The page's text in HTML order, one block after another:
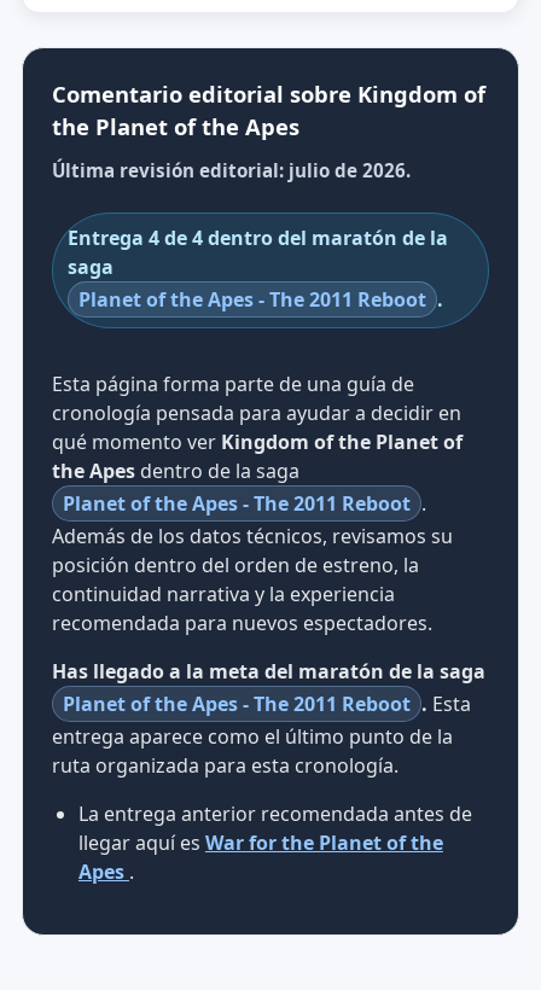
Comentario editorial sobre Kingdom of
the Planet of the Apes
Última revisión editorial: julio de 2026.
Entrega 4 de 4 dentro del maratón de la
saga
Planet of the Apes - The 2011 Reboot .
Esta página forma parte de una guía de
cronología pensada para ayudar a decidir en
qué momento ver Kingdom of the Planet of
the Apesdentro de la saga
Planet of the Apes - The 2011 Reboot .
Además de los datos técnicos, revisamos su
posición dentro del orden de estreno, la
continuidad narrativa y la experiencia
recomendada para nuevos espectadores.
Has llegado a la meta del maratón de la saga
Planet of the Apes - The 2011 Reboot . Esta
entrega aparece como el último punto de la
ruta organizada para esta cronología.
La entrega anterior recomendada antes de
llegar aquí es War for the Planet of the
Apes .